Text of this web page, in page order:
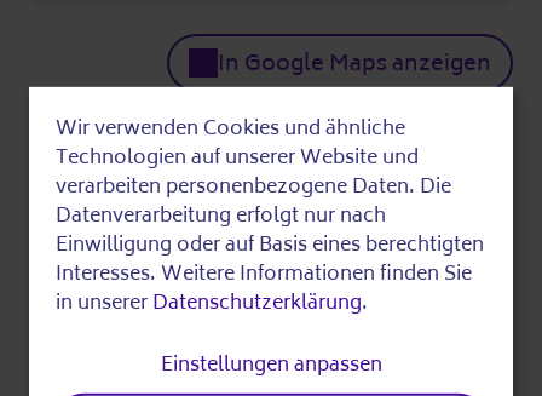
In Google Maps anzeigen
Wer
Unterstützt durch:
Mittel der resortübergreifenden
Gemeinschaftsinitiative sowie im Programm
Kultur und Bibliotheken im Stadtteil
regionale Entwicklung (EFRE)
Use
of
personal
data
and
cookies
Wir verwenden Cookies und ähnliche
Technologien auf unserer Website und
verarbeiten personenbezogene Daten. Die
Datenverarbeitung erfolgt nur nach
Einwilligung oder auf Basis eines berechtigten
Interesses. Weitere Informationen finden Sie
in unsererDatenschutzerklärung.
Einstellungen anpassen